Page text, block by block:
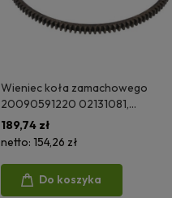
Wieniec koła zamachowego
20090591220 02131081,
04900286, 04905390,
04905430, 6005000618 DEUTZ-
189,74 zł
netto: 154,26 zł
Do koszyka